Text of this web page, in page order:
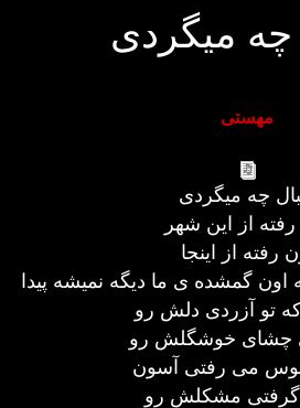
چه میگردی
مهستی
چه میگردی
از این شهر
رفته از اینجا
گمشده ی ما دیگه نمیشه پیدا
تو آزردی دلش رو
چشای خوشگلش رو
هوس می رفتی آسون
گرفتی مشکلش رو